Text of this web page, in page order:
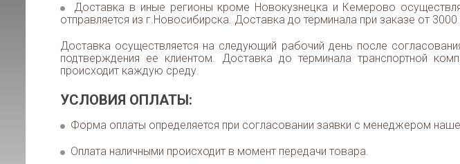
Доставка в иные регионы кроме Новокузнецка и Кемерово
отправляется из г.Новосибирска. Доставка до терминала при заказе от
Доставка осуществляется на следующий рабочий день после
подтверждения ее клиентом. Доставка до терминала транспортной
происходит каждую среду.
УСЛОВИЯ ОПЛАТЫ:
Форма оплаты определяется при согласовании заявки с менеджером
Оплата наличными происходит в момент передачи товара.